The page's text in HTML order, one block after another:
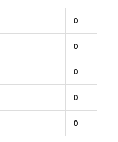
0
0
0
0
0